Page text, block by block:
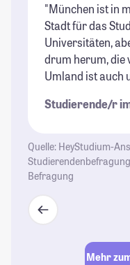
"München ist in
Stadt für das
Universitäten,
drum herum, die
Umland ist auch
Studierende/r
Quelle: HeyStudium-
Befragung
Mehr